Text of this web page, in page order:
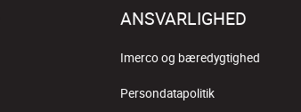
ANSVARLIGHED
Imerco og bæredygtighed
Persondatapolitik